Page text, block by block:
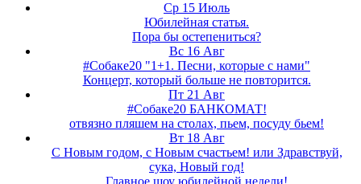
Ср 15 Июль
Юбилейная статья.
Пора бы остепениться?
Вс 16 Авг
#Собаке20 "1+1. Песни, которые с нами"
Концерт, который больше не повторится.
Пт 21 Авг
#Собаке20 БАНКОМАТ!
отвязно пляшем на столах, пьем, посуду бьем!
Вт 18 Авг
С Новым годом, с Новым счастьем! или Здравствуй,
сука, Новый год!
Главное шоу юбилейной недели!